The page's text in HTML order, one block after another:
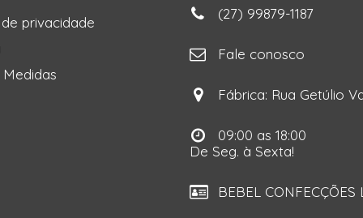
privacidade
Medidas
(27) 99879-1187
Fale conosco
Fábrica: Rua Getúlio
09:00 as 18:00
De Seg. à Sexta!
BEBEL